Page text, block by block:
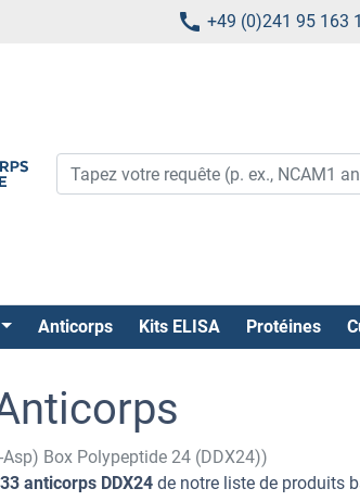
+49 (0)241 95 163
Anticorps Kits ELISA Protéines
Asp) Box Polypeptide 24 (DDX24))
33 anticorps DDX24 de notre liste de produits